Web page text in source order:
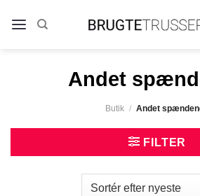
Andet
Butik / Andet
FILTER